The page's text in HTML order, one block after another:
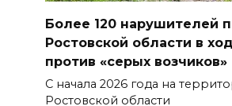
07 августа 2026 14:55
Сотрудники ДПС
женщине с ребенком
Более 120 нарушителей
Ростовской области в
против «серых возчиков»
С начала 2026 года на
Ростовской области